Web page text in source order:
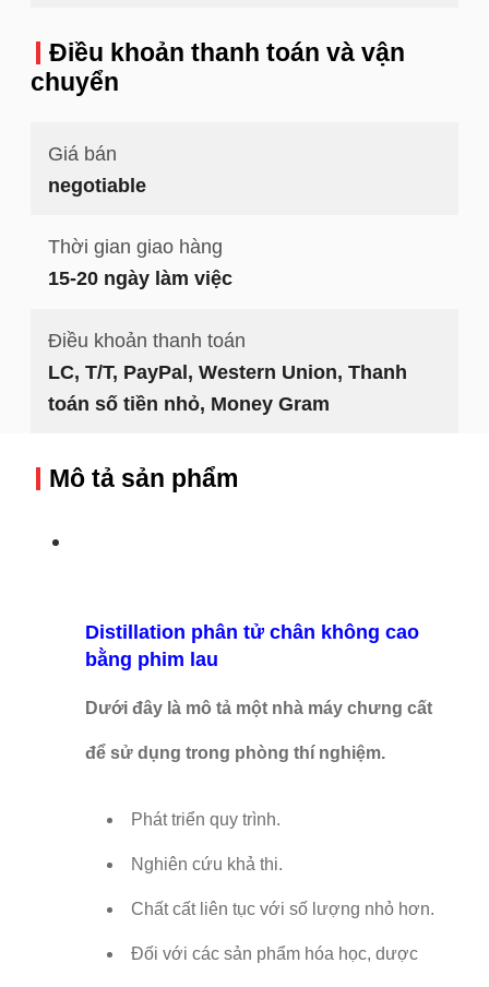
Điều khoản thanh toán và vận
chuyển
Giá bán
negotiable
Thời gian giao hàng
15-20 ngày làm việc
Điều khoản thanh toán
LC, T/T, PayPal, Western Union, Thanh
toán số tiền nhỏ, Money Gram
Mô tả sản phẩm
Distillation phân tử chân không cao
bằng phim lau
Dưới đây là mô tả một nhà máy chưng cất
để sử dụng trong phòng thí nghiệm.
Phát triển quy trình.
Nghiên cứu khả thi.
Chất cất liên tục với số lượng nhỏ hơn.
Đối với các sản phẩm hóa học, dược